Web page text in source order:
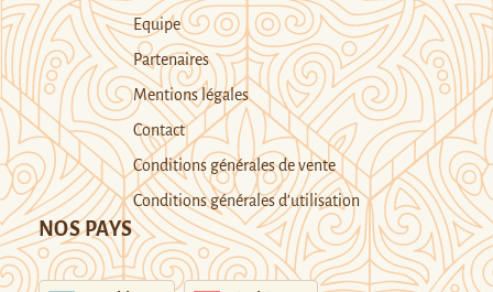
Equipe
Partenaires
Mentions légales
Contact
Conditions générales de vente
Conditions générales d’utilisation
NOS PAYS